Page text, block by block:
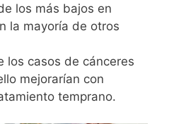
los más bajos en
la mayoría de otros
los casos de cánceres
mejorarían con
temprano.